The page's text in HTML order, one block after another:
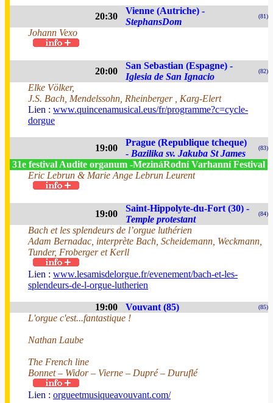
20:30
Vienne (Autriche) -
StephansDom
(81)
Johann Vexo
20:00
San Sebastian (Espagne) -
Iglesia de San Ignacio
(82)
Elke Völker,
J.S. Bach, Mendelssohn, Rheinberger , Karg-Elert
Lien : www.quincenamusical.eus/fr/programme?c=cycle-
dorgue
19:00
Prague (Republique tcheque)
- Bazilika sv. Jakuba St James
(83)
31e festival Audite organum -MezináRodní Varhanní Festival
Eric Lebrun & Marie Ange Lebrun Leurent
19:00
Saint-Hippolyte-du-Fort (30) -
Temple protestant
(84)
Bach et les splendeurs de l’orgue luthérien
Adam Bernadac, interprète Bach, Scheidemann, Weckmann,
Tunder, Froberger et Kerll
Lien : www.lesamisdelorgue.fr/evenement/bach-et-les-
splendeurs-de-l-orgue-lutherien
19:00 Vouvant (85) (85)
L'orgue c'est...fantastique !
Nathan Laube
The French line
Bonnet – Widor – Vierne – Dupré – Duruflé
Lien : orgueetmusiqueavouvant.com/